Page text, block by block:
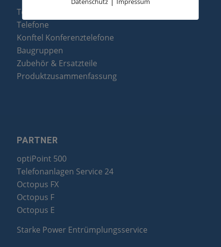
Telefonanlagen
Telefone
Konftel Konferenztelefone
Baugruppen
Zubehör & Ersatzteile
Produktzusammenfassung
PARTNER
optiPoint 500
Telefonanlagen Service 24
Octopus FX
Octopus F
Octopus E
Starke Power Entrümplungsservice